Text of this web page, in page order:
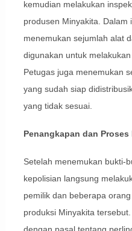
kemudian melakukan
produsen Minyakita. Dalam
menemukan sejumlah alat
digunakan untuk
Petugas juga menemukan
yang sudah siap
yang tidak sesuai.
Penangkapan dan Proses
Setelah menemukan bukti-
kepolisian langsung
pemilik dan beberapa
produksi Minyakita
dengan pasal tentang